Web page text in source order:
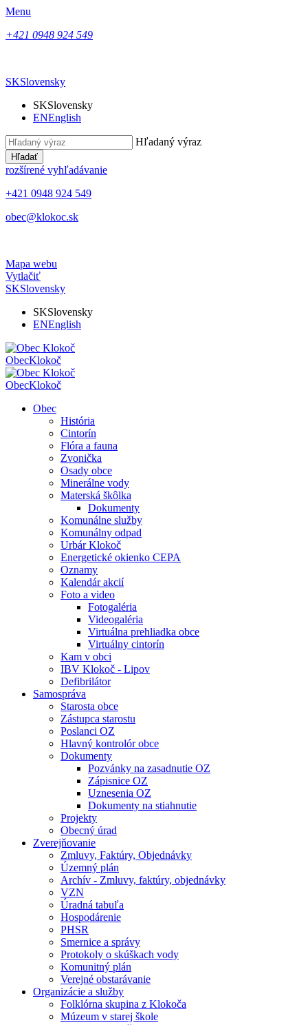
Menu
+421 0948 924 549
SKSlovensky
SKSlovensky
ENEnglish
Hľadaný výraz
Hľadať
rozšírené vyhľadávanie
+421 0948 924 549
obec@klokoc.sk
Mapa webu
Vytlačiť
SKSlovensky
SKSlovensky
ENEnglish
ObecKlokoč
ObecKlokoč
Obec
História
Cintorín
Flóra a fauna
Zvonička
Osady obce
Minerálne vody
Materská škôlka
Dokumenty
Komunálne služby
Komunálny odpad
Urbár Klokoč
Energetické okienko CEPA
Oznamy
Kalendár akcií
Foto a video
Fotogaléria
Videogaléria
Virtuálna prehliadka obce
Virtuálny cintorín
Kam v obci
IBV Klokoč - Lipov
Defibrilátor
Samospráva
Starosta obce
Zástupca starostu
Poslanci OZ
Hlavný kontrolór obce
Dokumenty
Pozvánky na zasadnutie OZ
Zápisnice OZ
Uznesenia OZ
Dokumenty na stiahnutie
Projekty
Obecný úrad
Zverejňovanie
Zmluvy, Faktúry, Objednávky
Územný plán
Archív - Zmluvy, faktúry, objednávky
VZN
Úradná tabuľa
Hospodárenie
PHSR
Smernice a správy
Protokoly o skúškach vody
Komunitný plán
Verejné obstarávanie
Organizácie a služby
Folklórna skupina z Klokoča
Múzeum v starej škole